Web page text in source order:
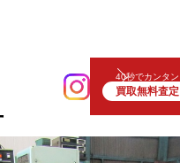
40秒でカンタン
買取無料査定